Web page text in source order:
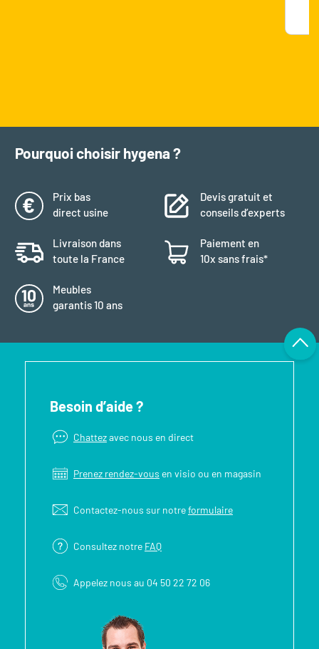
Pourquoi choisir hygena ?
Prix bas
direct usine
Devis gratuit et
conseils d’experts
Livraison dans
toute la France
Paiement en
10x sans frais*
Meubles
garantis 10 ans
Besoin d’aide ?
Chattezavec nous en direct
Prenez rendez-vous en visio ou en magasin
Contactez-nous sur notreformulaire
Consultez notre FAQ
Appelez nous au 04 50 22 72 06